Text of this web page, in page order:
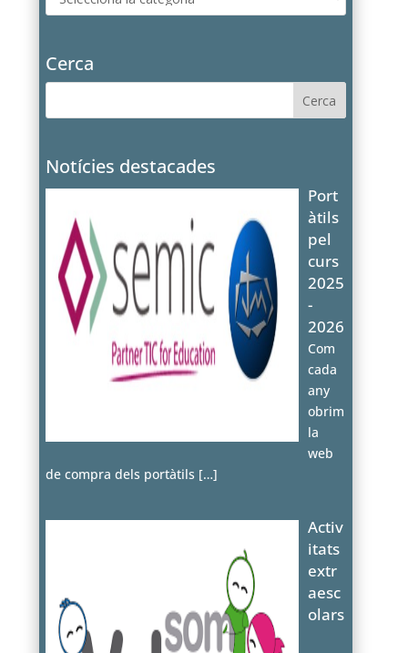
per
Cerca
Notícies destacades
Port
àtils
pel
curs
2025
-
2026
Com
cada
any
obrim
la
web
de compra dels portàtils […]
Activ
itats
extr
aesc
olars